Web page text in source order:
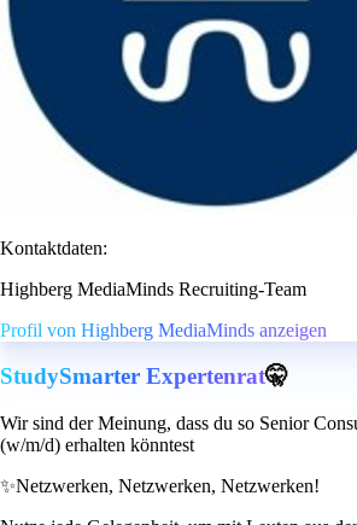
Kontaktdaten:
Highberg MediaMinds Recruiting-Team
Profil von Highberg MediaMinds anzeigen
StudySmarter Expertenrat🤫
Wir sind der Meinung, dass du so Senior
(w/m/d) erhalten könntest
✨Netzwerken, Netzwerken, Netzwerken!